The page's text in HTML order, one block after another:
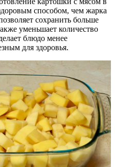
способом, чем жарка
сохранить больше
уменьшает количество
блюдо менее
для здоровья.